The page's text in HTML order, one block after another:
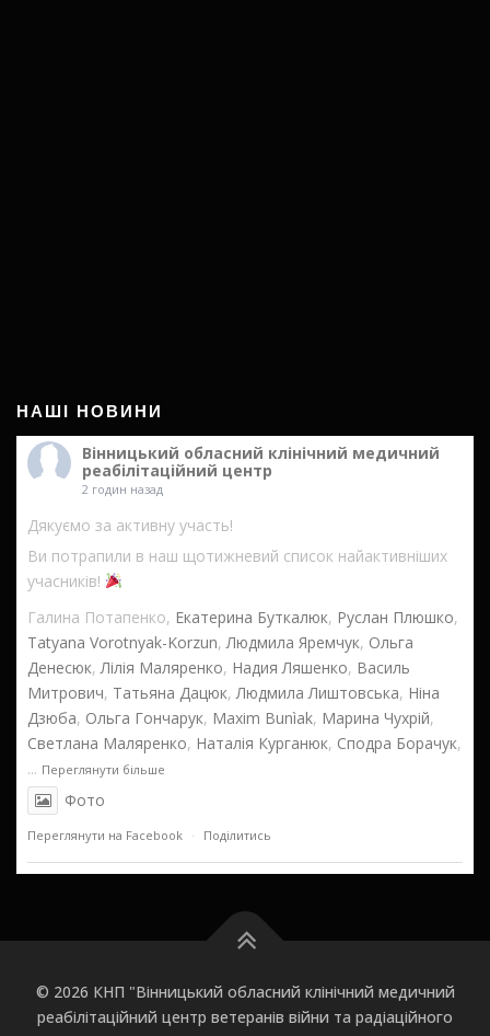
НАШІ НОВИНИ
Вінницький обласний клінічний медичний
реабілітаційний центр
2 годин назад
Дякуємо за активну участь!
Ви потрапили в наш щотижневий список найактивніших
учасників!
Галина Потапенко, Екатерина Буткалюк, Руслан Плюшко,
Tatyana Vorotnyak-Korzun,Людмила Яремчук, Ольга
Денесюк,Лілія Маляренко, Надия Ляшенко, Василь
Митрович, Татьяна Дацюк,Людмила Лиштовська, Ніна
Дзюба, Ольга Гончарук, Maxim Bunìak, Марина Чухрій,
Светлана Маляренко, Наталія Курганюк, Сподра Борачук,
... Переглянути більше
Фото
Переглянути на Facebook · Поділитись
реабілітаційний центр
прихильникам!
Наталия Данилевич,
© 2026 КНП "Вінницький обласний клінічний медичний
реабілітаційний центр ветеранів війни та радіаційного